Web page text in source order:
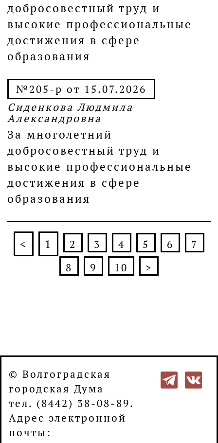
добросовестный труд и
высокие профессиональные
достижения в сфере
образования
№205-р от 15.07.2026
Сиденкова Людмила
Александровна
За многолетний
добросовестный труд и
высокие профессиональные
достижения в сфере
образования
< 1 2 3 4 5 6
7
8
9 10 >
© Волгоградская
городская Дума
тел. (8442) 38-08-89.
Адрес электронной
почты: